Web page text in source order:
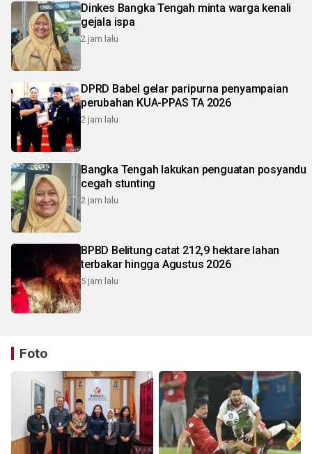
Dinkes Bangka Tengah minta warga kenali
gejala ispa
2 jam lalu
DPRD Babel gelar paripurna penyampaian
perubahan KUA-PPAS TA 2026
2 jam lalu
Bangka Tengah lakukan penguatan posyandu
cegah stunting
2 jam lalu
BPBD Belitung catat 212,9 hektare lahan
terbakar hingga Agustus 2026
5 jam lalu
Foto